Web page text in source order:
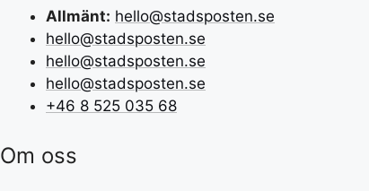
Allmänt: hello@stadsposten.se
hello@stadsposten.se
hello@stadsposten.se
hello@stadsposten.se
+46 8 525 035 68
Om oss